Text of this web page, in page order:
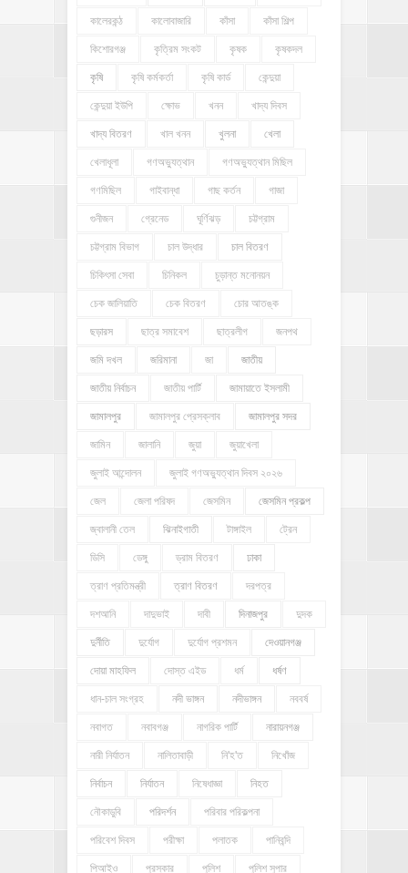
কালেরকন্ঠ কালোবাজারি কাঁসা কাঁসা শিল্প
কিশোরগঞ্জ কৃত্রিম সংকট কৃষক কৃষকদল
কৃষি কৃষি কর্মকর্তা কৃষি কার্ড কেন্দুয়া
কেন্দুয়া ইউপি ক্ষোভ খনন খাদ্য দিবস
খাদ্য বিতরণ খাল খনন খুলনা খেলা
খেলাধূলা গণঅভ্যুত্থান গণঅভ্যুত্থান মিছিল
গণমিছিল গাইবান্ধা গাছ কর্তন গাজা
গুনীজন গ্রেনেড ঘূর্ণিঝড় চট্টগ্রাম
চট্টগ্রাম বিভাগ চাল উদ্ধার চাল বিতরণ
চিকিৎসা সেবা চিনিকল চুড়ান্ত মনোনয়ন
চেক জালিয়াতি চেক বিতরণ চোর আতঙ্ক
ছড়ারস ছাত্র সমাবেশ ছাত্রলীগ জনপথ
জমি দখল জরিমানা জা জাতীয়
জাতীয় নির্বাচন জাতীয় পার্টি জামায়াতে ইসলামী
জামালপুর জামালপুর প্রেসক্লাব জামালপুর সদর
জামিন জালানি জুয়া জুয়াখেলা
জুলাই আন্দোলন জুলাই গণঅভ্যুত্থান দিবস ২০২৬
জেল জেলা পরিষদ জেসমিন জেসমিন প্রকল্প
জ্বালানী তেল ঝিনাইগাতী টাঙ্গাইল ট্রেন
ডিসি ডেঙ্গু ড্রাম বিতরণ ঢাকা
ত্রাণ প্রতিমন্ত্রী ত্রাণ বিতরণ দরপত্র
দশআনি দাদুভাই দাবী দিনাজপুর দুদক
দুর্নীতি দুর্যোগ দুর্যোগ প্রশমন দেওয়ানগঞ্জ
দোয়া মাহফিল দোস্ত এইড ধর্ম ধর্ষণ
ধান-চাল সংগ্রহ নদী ভাঙ্গন নদীভাঙ্গন নববর্ষ
নবাগত নবাবগঞ্জ নাগরিক পার্টি নারায়নগঞ্জ
নারী নির্যাতন নালিতাবাড়ী নি'হ'ত নিখোঁজ
নির্বাচন নির্যাতন নিষেধাজ্ঞা নিহত
নৌকাডুবি পরিদর্শন পরিবার পরিকল্পনা
পরিবেশ দিবস পরীক্ষা পলাতক পানিবন্দি
পিআইও পুরস্কার পুলিশ পুলিশ সুপার